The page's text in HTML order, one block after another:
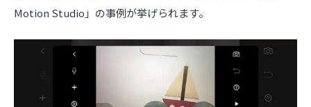
Motion Studio」の事例が挙げられます。